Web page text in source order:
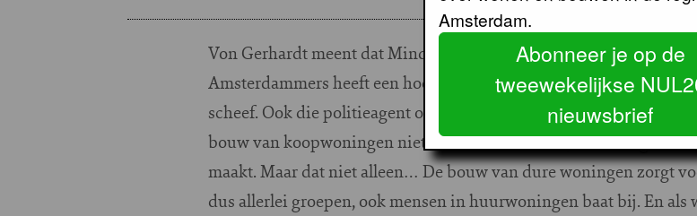
Von Gerhardt meent dat Minderhoud een denkfout maakt.
Amsterdammers heeft een hoog inkomen. Die bouwverdeling
scheef. Ook die politieagent of leraar die een gezin gaat stichten
bouw van koopwoningen niet voor die mensen is, dat is volgens
maakt. Maar dat niet alleen… De bouw van dure woningen zorgt
dus allerlei groepen, ook mensen in huurwoningen baat bij. En
Amsterdam.
Abonneer je op de
tweewekelijkse
nieuwsbrief